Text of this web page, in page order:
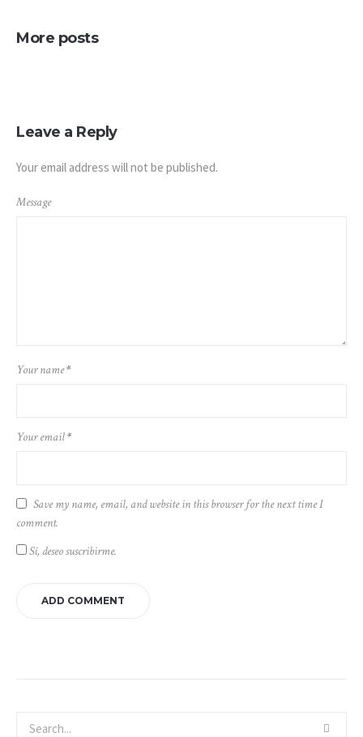
More posts
Leave a Reply
Your email address will not be published.
Message
Your name*
Your email*
Save my name, email, and website in this browser for the next time I
comment.
Sí, deseo suscribirme.